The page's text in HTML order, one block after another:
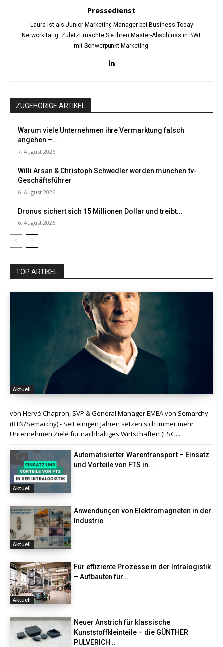
Pressedienst
Laura ist als Junior Marketing Manager bei Business Today
Network tätig. Zuletzt machte Sie Ihren Master-Abschluss in BWL
mit Schwerpunkt Marketing.
ZUGEHÖRIGE ARTIKEL
Warum viele Unternehmen ihre Vermarktung falsch
angehen –...
7. August 2026
Willi Arsan & Christoph Schwedler werden münchen.tv-
Geschäftsführer
6. August 2026
Dronus sichert sich 15 Millionen Dollar und treibt...
6. August 2026
TOP ARTIKEL
Aktuell
von Hervé Chapron, SVP & General Manager EMEA von Semarchy
(BTN/Semarchy) - Seit einigen Jahren setzen sich immer mehr
Unternehmen Ziele für nachhaltiges Wirtschaften (ESG...
Aktuell
Automatisierter Warentransport – Einsatz
und Vorteile von FTS in...
Aktuell
Anwendungen von Elektromagneten in der
Industrie
Aktuell
Für effiziente Prozesse in der Intralogistik
– Aufbauten für...
Neuer Anstrich für klassische
Kunststoffkleinteile – die GÜNTHER
PULVERICH...